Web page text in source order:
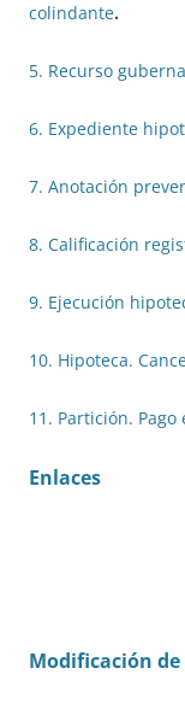
colindante.
5. Recurso
6. Expediente
7. Anotación
8. Calificación
9. Ejecución
10. Hipoteca.
11. Partición.
Enlaces
Modificación